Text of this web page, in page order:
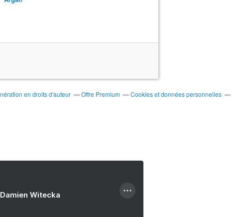
en droits d'auteur Offre Premium
Cookies et données personnelles
Witecka